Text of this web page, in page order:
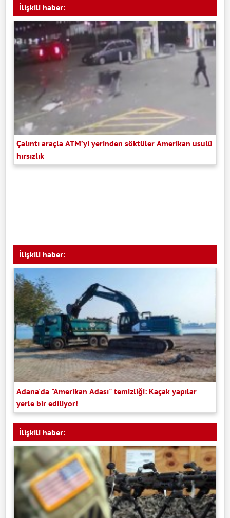
İlişkili haber:
Çalıntı araçla ATM’yi yerinden söktüler Amerikan usulü
hırsızlık
İlişkili haber:
Adana'da "Amerikan Adası" temizliği: Kaçak yapılar
yerle bir ediliyor!
İlişkili haber: